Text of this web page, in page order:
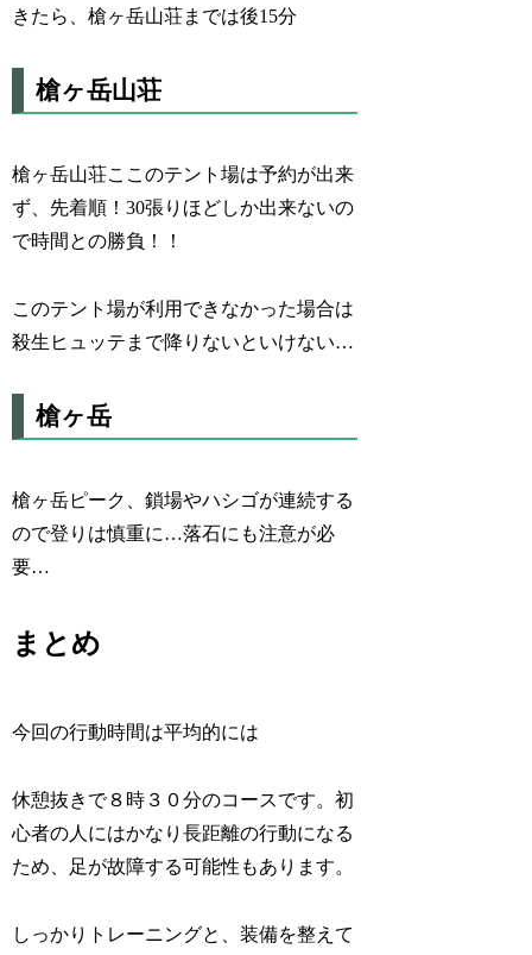
きたら、槍ヶ岳山荘までは後15分
槍ヶ岳山荘
槍ヶ岳山荘ここのテント場は予約が出来
ず、先着順！30張りほどしか出来ないの
で時間との勝負！！
このテント場が利用できなかった場合は
殺生ヒュッテまで降りないといけない…
槍ヶ岳
槍ヶ岳ピーク、鎖場やハシゴが連続する
ので登りは慎重に…落石にも注意が必
要…
まとめ
今回の行動時間は平均的には
休憩抜きで８時３０分のコースです。初
心者の人にはかなり長距離の行動になる
ため、足が故障する可能性もあります。
しっかりトレーニングと、装備を整えて